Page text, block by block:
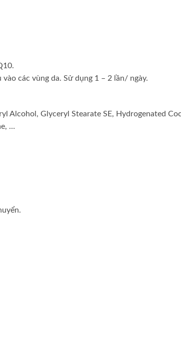
các vùng da. Sử dụng 1 – 2 lần/ ngày.
Alcohol, Glyceryl Stearate SE, Hydrogenated
…